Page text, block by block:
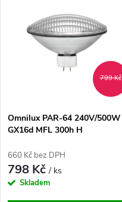
799 Kč
Omnilux PAR-64 240V/500W
GX16d MFL 300h H
660 Kč bez DPH
798 Kč/ ks
Skladem